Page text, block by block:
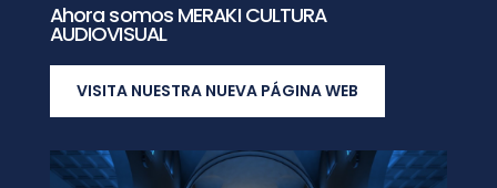
Ahora somos MERAKI CULTURA
AUDIOVISUAL
VISITA NUESTRA NUEVA PÁGINA WEB